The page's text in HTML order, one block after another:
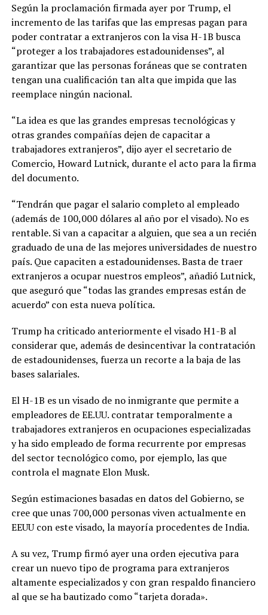
Según la proclamación firmada ayer por Trump, el
incremento de las tarifas que las empresas pagan para
poder contratar a extranjeros con la visa H-1B busca
“proteger a los trabajadores estadounidenses”, al
garantizar que las personas foráneas que se contraten
tengan una cualificación tan alta que impida que las
reemplace ningún nacional.
“La idea es que las grandes empresas tecnológicas y
otras grandes compañías dejen de capacitar a
trabajadores extranjeros”, dijo ayer el secretario de
Comercio, Howard Lutnick, durante el acto para la firma
del documento.
“Tendrán que pagar el salario completo al empleado
(además de 100,000 dólares al año por el visado). No es
rentable. Si van a capacitar a alguien, que sea a un recién
graduado de una de las mejores universidades de nuestro
país. Que capaciten a estadounidenses. Basta de traer
extranjeros a ocupar nuestros empleos”, añadió Lutnick,
que aseguró que “todas las grandes empresas están de
acuerdo” con esta nueva política.
Trump ha criticado anteriormente el visado H1-B al
considerar que, además de desincentivar la contratación
de estadounidenses, fuerza un recorte a la baja de las
bases salariales.
El H-1B es un visado de no inmigrante que permite a
empleadores de EE.UU. contratar temporalmente a
trabajadores extranjeros en ocupaciones especializadas
y ha sido empleado de forma recurrente por empresas
del sector tecnológico como, por ejemplo, las que
controla el magnate Elon Musk.
Según estimaciones basadas en datos del Gobierno, se
cree que unas 700,000 personas viven actualmente en
EEUU con este visado, la mayoría procedentes de India.
A su vez, Trump firmó ayer una orden ejecutiva para
crear un nuevo tipo de programa para extranjeros
altamente especializados y con gran respaldo financiero
al que se ha bautizado como “tarjeta dorada».